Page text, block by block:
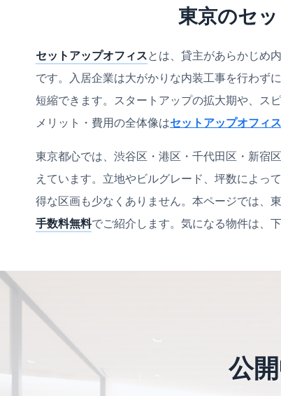
東京のセ
セットアップオフィスとは、貸主があらかじめ
です。入居企業は大がかりな内装工事を行わずに
短縮できます。スタートアップの拡大期や、ス
メリット・費用の全体像はセットアップオフィ
東京都心では、渋谷区・港区・千代田区・新宿
えています。立地やビルグレード、坪数によっ
得な区画も少なくありません。本ページでは、
手数料無料でご紹介します。気になる物件は、
公